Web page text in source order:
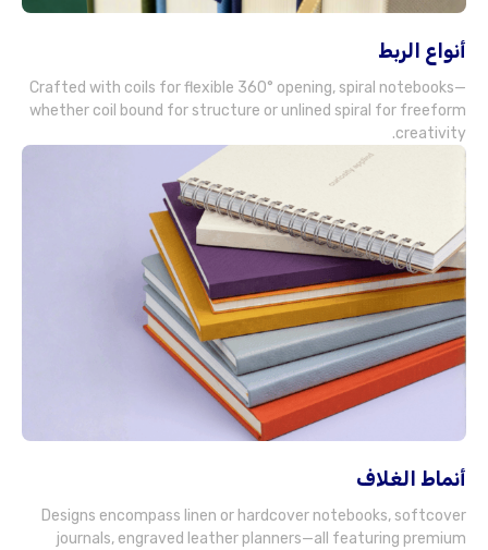
أنواع الربط
Crafted with coils for flexible 360° opening,spiral notebooks—
whether coil bound for structure or unlined spiral for freeform
creativity
.
أنماط الغلاف
Designs encompass linen or hardcover notebooks,softcover
journals ,engraved leather planners—all featuring premium